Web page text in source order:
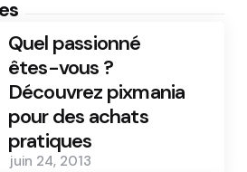
Quel passionné
êtes-vous ?
Découvrez pixmania
pour des achats
pratiques
juin 24, 2013